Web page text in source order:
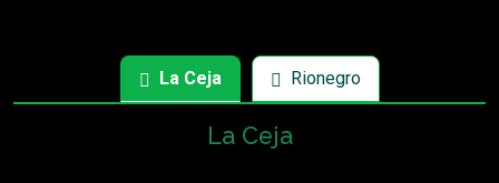
La Ceja Rionegro
La Ceja